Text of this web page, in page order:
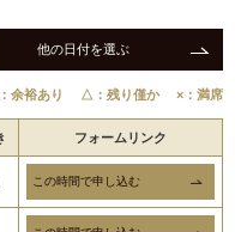
他の日付を選ぶ
余裕あり △：残り僅か ×：満席
フォームリンク